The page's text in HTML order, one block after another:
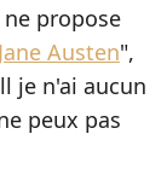
propose
Austen",
je n'ai aucun
peux pas